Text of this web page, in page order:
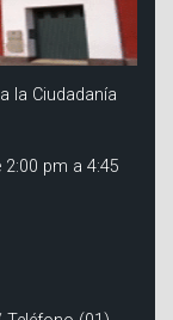
la Ciudadanía
2:00 pm a 4:45